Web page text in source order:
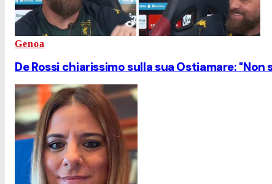
Genoa
De Rossi chiarissimo sulla sua Ostiamare: